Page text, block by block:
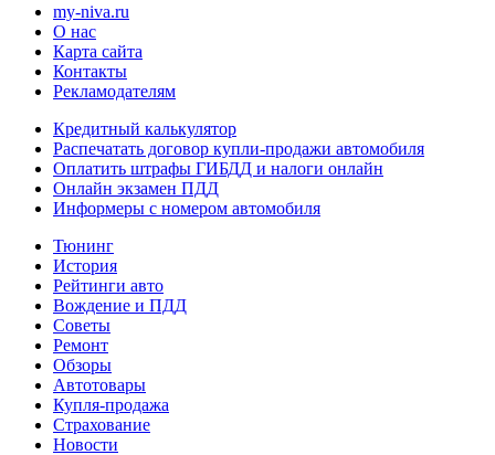
my-niva.ru
О нас
Карта сайта
Контакты
Рекламодателям
Кредитный калькулятор
Распечатать договор купли-продажи автомобиля
Оплатить штрафы ГИБДД и налоги онлайн
Онлайн экзамен ПДД
Информеры с номером автомобиля
Тюнинг
История
Рейтинги авто
Вождение и ПДД
Советы
Ремонт
Обзоры
Автотовары
Купля-продажа
Страхование
Новости